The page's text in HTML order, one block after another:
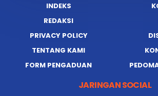
INDEKS
REDAKSI
PRIVACY POLICY
TENTANG KAMI
FORM PENGADUAN
JARINGAN SOCIAL